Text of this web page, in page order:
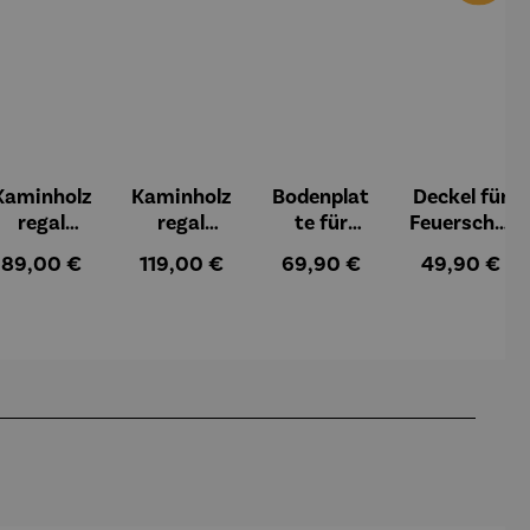
regal
Regulärer Preis:
89,00 €
Kaminholz
regal
n
Regulärer Preis:
119,00 €
Bodenplat
te für
rund Ø 70
Regulärer Preis:
69,90 €
Deckel für
Feuerschal
Rand - Ø
Regulärer
49,90 €